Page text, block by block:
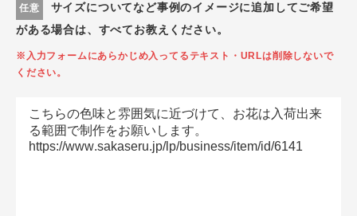
任意
サイズについてなど事例のイメージに追加してご希望
がある場合は、すべてお教えください。
※入力フォームにあらかじめ入ってるテキスト・URLは削除しないで
ください。